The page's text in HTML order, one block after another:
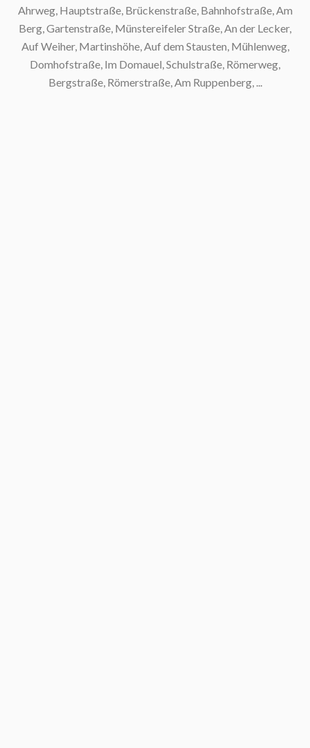
Ahrweg, Hauptstraße, Brückenstraße, Bahnhofstraße, Am
Berg, Gartenstraße, Münstereifeler Straße, An der Lecker,
Auf Weiher, Martinshöhe, Auf dem Stausten, Mühlenweg,
Domhofstraße, Im Domauel, Schulstraße, Römerweg,
Bergstraße, Römerstraße, Am Ruppenberg, ...